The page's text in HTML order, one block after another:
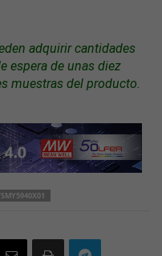
adquirir cantidades
espera de unas diez
muestras del producto.